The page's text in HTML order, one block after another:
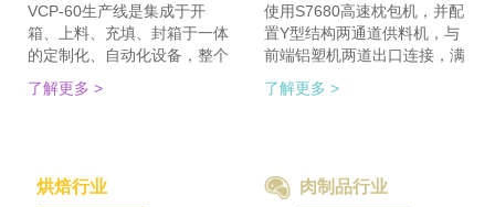
的自动装箱。 占地空间减
半，一条生产线实现两种形式
的包装及装箱，人员数量减半
大降低。
VCP-60生产线是集成于开
箱、上料、充填、封箱于一体
的定制化、自动化设备，整个
生产线采用独立伺服匹配节拍
协调运行，实现灵活更稳定。
检及码垛设备实现整线自动化
了解更多 >
使用S7680高速枕包机，并配
置Y型结构两通道供料机，与
前端铝塑机两道出口连接，满
足了枕包机的稳定供料，又缩
短了设备总长。枕包机单道输
积的要求，同时节省了一半的
了解更多 >
烘焙行业 肉制品行业